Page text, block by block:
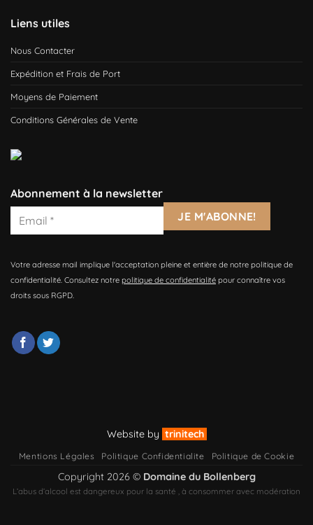
Liens utiles
Nous Contacter
Expédition et Frais de Port
Moyens de Paiement
Conditions Générales de Vente
Abonnement à la newsletter
Votre adresse mail implique l'acceptation pleine et entière de notre politique de
confidentialité. Consultez notre politique de confidentialité pour connaître vos
droits sous RGPD.
Website by trinitech
Mentions Légales Politique Confidentialite Politique de Cookie
Copyright 2026 © Domaine du Bollenberg
L’abus d’alcool est dangereux pour la santé , à consommer avec modération